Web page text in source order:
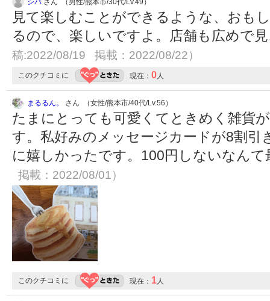
シバさん （男性/熊本市/30代/Lv.49）
見て楽しむことができるような、おも
るので、楽しいですよ。店舗も広めで
稿:2022/08/19 掲載：2022/08/22）
このクチコミに 現在： 0人
まるるん。 さん （女性/熊本市/40代/Lv.56）
たまにとっても可愛くてときめく雑貨
す。私好みのメッセージカードが8割引
に嬉しかったです。100円しないなん
掲載：2022/08/01）
このクチコミに 現在： 1人